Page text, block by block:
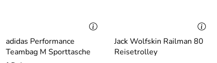
adidas Performance
Teambag M Sporttasche
Jack Wolfskin Railman 80
Reisetrolley